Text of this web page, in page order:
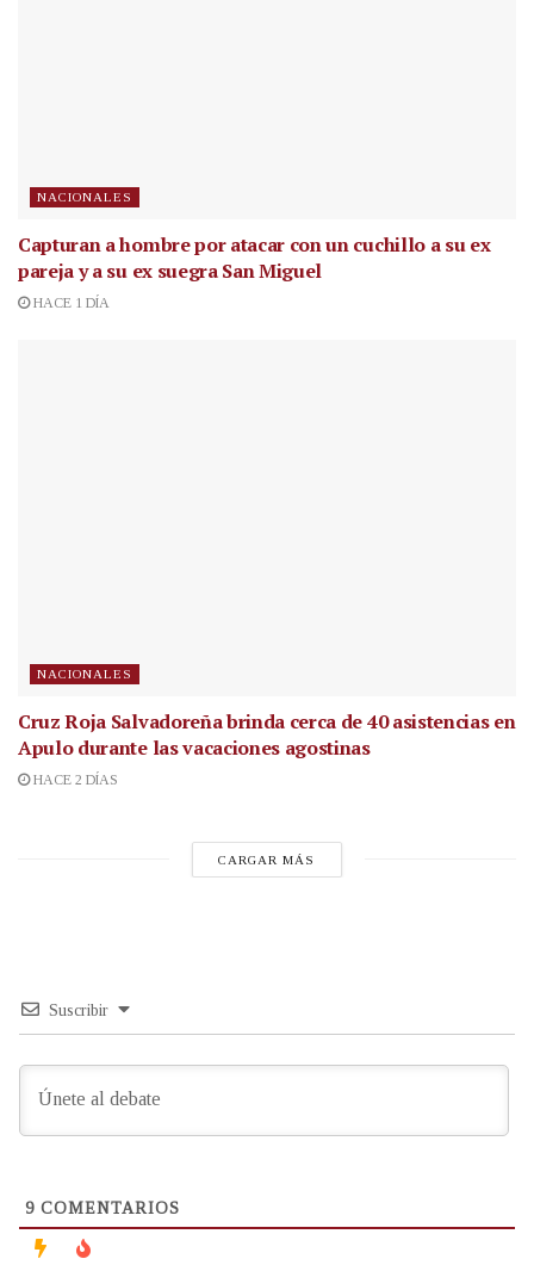
NACIONALES
Capturan a hombre por atacar con un cuchillo a su ex
pareja y a su ex suegra San Miguel
HACE 1 DÍA
NACIONALES
Cruz Roja Salvadoreña brinda cerca de 40 asistencias en
Apulo durante las vacaciones agostinas
HACE 2 DÍAS
CARGAR MÁS
Suscribir
9 COMENTARIOS